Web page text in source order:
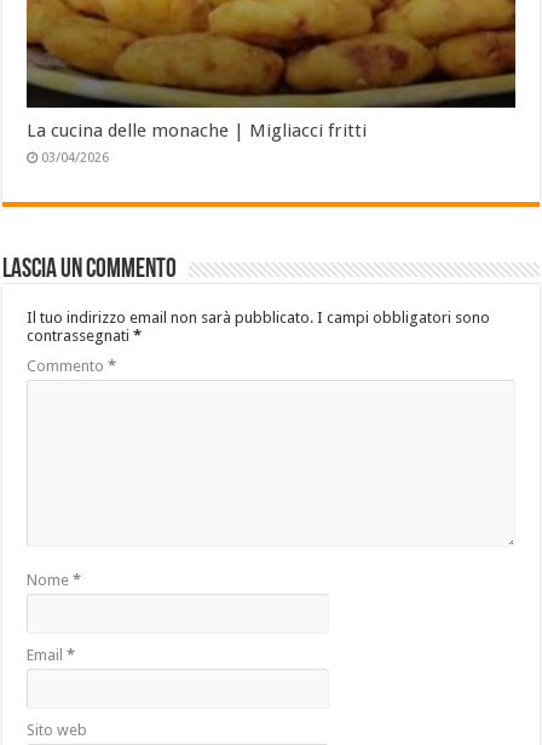
La cucina delle monache | Migliacci fritti
03/04/2026
Lascia un commento
Il tuo indirizzo email non sarà pubblicato. I campi obbligatori sono
contrassegnati*
Commento*
Nome*
Email*
Sito web